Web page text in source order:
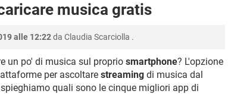
musica gratis
alle 12:22da Claudia Scarciolla .
un po' di musica sul proprio smartphone? L'opzione
per ascoltare streaming di musica dal
quali sono le cinque migliori app di